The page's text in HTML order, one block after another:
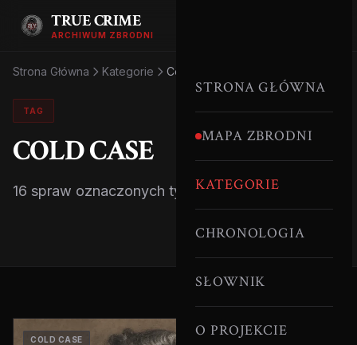
TRUE CRIME
ARCHIWUM ZBRODNI
STRONA GŁÓWNA
MAPA ZBRODNI
KATEGORIE
CHRONOLOGIA
SŁOWNIK
O PROJEKCIE
Strona Główna Kategorie Cold Case
TAG
COLD CASE
16 spraw oznaczonych tym tagiem.
COLD CASE SERYJNI MORDERCY